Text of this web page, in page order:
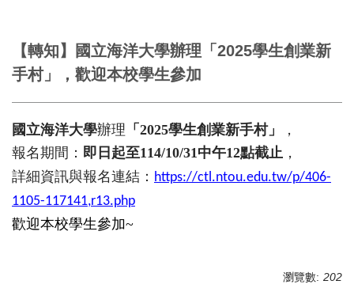
【轉知】國立海洋大學辦理「2025學生創業新
手村」，歡迎本校學生參加
國立海洋大學辦理 「 2025學生創業新手村」
，
報名期間： 即日起至114/10/31中午12點截止 ，
詳細資訊與報名連結： https://ctl.ntou.edu.tw/p/406-
1105-117141,r13.php
歡迎本校學生參加~
瀏覽數: 202